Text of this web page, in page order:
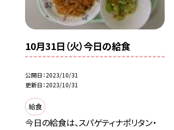
10月31日（火）今日の給食
公開日 2023/10/31
更新日 2023/10/31
給食
今日の給食は、スパゲティナポリタン・